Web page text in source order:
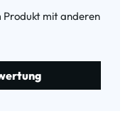
Produkt mit anderen